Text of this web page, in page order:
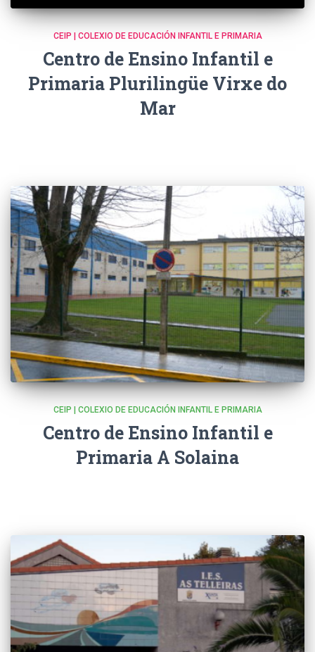
CEIP | COLEXIO DE EDUCACIÓN INFANTIL E PRIMARIA
Centro de Ensino Infantil e
Primaria Plurilingüe Virxe do
Mar
CEIP | COLEXIO DE EDUCACIÓN INFANTIL E PRIMARIA
Centro de Ensino Infantil e
Primaria A Solaina